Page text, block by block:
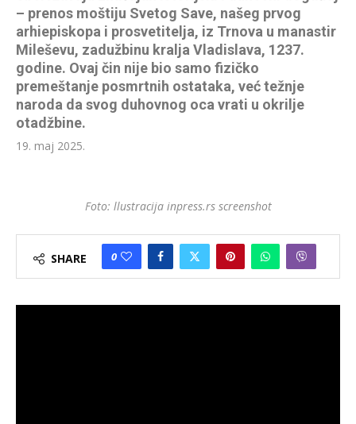
– prenos moštiju Svetog Save, našeg prvog
arhiepiskopa i prosvetitelja, iz Trnova u manastir
Mileševu, zadužbinu kralja Vladislava, 1237.
godine. Ovaj čin nije bio samo fizičko
premeštanje posmrtnih ostataka, već težnje
naroda da svog duhovnog oca vrati u okrilje
otadžbine.
19. maj 2025.
Foto: llustracija inpress.rs screenshot
SHARE 0